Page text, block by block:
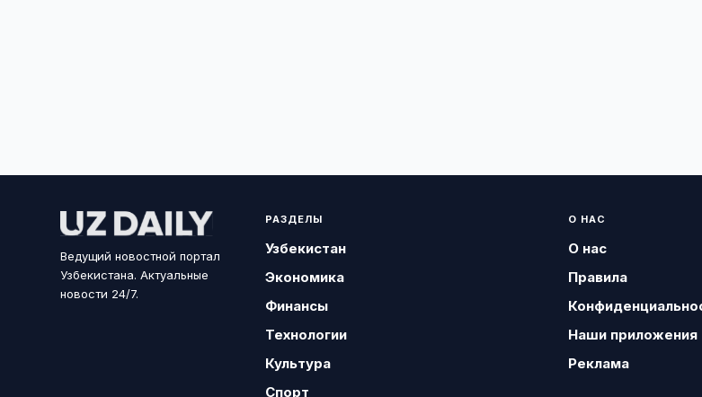
Ведущий новостной портал
Узбекистана. Актуальные
новости 24/7.
РАЗДЕЛЫ
Узбекистан
Экономика
Финансы
Технологии
Культура
Спорт
О НАС
О нас
Правила
Наши приложения
Реклама